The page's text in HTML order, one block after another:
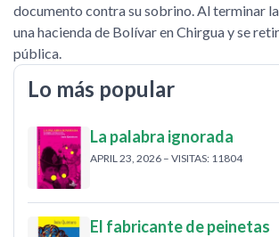
documento contra su sobrino. Al terminar
una hacienda de Bolívar en Chirgua y se
pública.
Lo más popular
La palabra ignorada
APRIL 23, 2026 – VISITAS: 11804
El fabricante de peinetas